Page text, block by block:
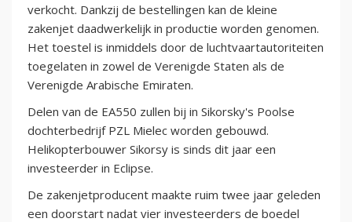
verkocht. Dankzij de bestellingen kan de kleine
zakenjet daadwerkelijk in productie worden genomen.
Het toestel is inmiddels door de luchtvaartautoriteiten
toegelaten in zowel de Verenigde Staten als de
Verenigde Arabische Emiraten.
Delen van de EA550 zullen bij in Sikorsky's Poolse
dochterbedrijf PZL Mielec worden gebouwd.
Helikopterbouwer Sikorsy is sinds dit jaar een
investeerder in Eclipse.
De zakenjetproducent maakte ruim twee jaar geleden
een doorstart nadat vier investeerders de boedel